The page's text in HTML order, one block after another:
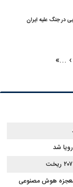
در جنگ علیه ایران
›
...
»
شد
معجزه هوش مصنوعی